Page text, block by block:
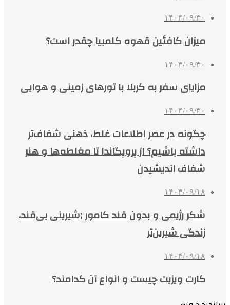
۱۴۰۴/۰۹/۳۰
میزان کافئین قهوه کلمبیا چقدر است؟
۱۴۰۴/۰۹/۳۰
مزایای سفر به کربلا با تورهای زمینی و هوایی
۱۴۰۴/۰۹/۳۰
چگونه در عصر اطلاعات غلط، ذهنی شفاف‌تر
داشته باشیم؟ از پروپگاندا تا مغلطه‌ها و هنر
شفاف اندیشیدن
۱۴۰۴/۰۹/۱۸
شکر رژیمی و بدون قند کامور ;شیرینی بی‌قند،
زندگی شیرین‌تر
۱۴۰۴/۰۹/۱۸
کارت ویزیت چیست و انواع آن کدامند؟